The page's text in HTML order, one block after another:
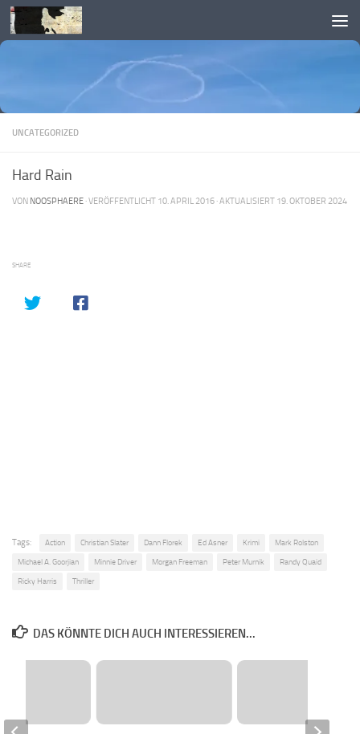
Skip to content
UNCATEGORIZED
Hard Rain
VON NOOSPHAERE · VERÖFFENTLICHT 10. APRIL 2016 · AKTUALISIERT 19. OKTOBER 2024
SHARE
Tags: Action Christian Slater Dann Florek Ed Asner Krimi Mark Rolston
Michael A. Goorjian Minnie Driver Morgan Freeman Peter Murnik Randy Quaid
Ricky Harris Thriller
DAS KÖNNTE DICH AUCH INTERESSIEREN...